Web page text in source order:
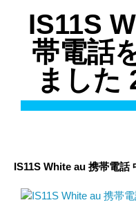
IS11S
帯電話
ました
IS11S White au 携帯電話